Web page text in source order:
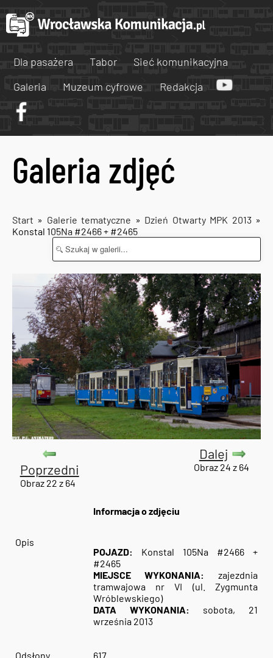
Dla pasażera Tabor
Sieć komunikacyjna
Galeria
Muzeum cyfrowe Redakcja
Galeria zdjęć
Start » Galerie tematyczne » Dzień Otwarty MPK 2013»
Konstal 105Na #2466 + #2465
Poprzedni
Obraz 22 z 64
Dalej
Obraz 24 z 64
Informacja o zdjęciu
Opis
POJAZD: Konstal 105Na #2466 +
#2465
MIEJSCE WYKONANIA:
zajezdnia
tramwajowa nr VI (ul. Zygmunta
Wróblewskiego)
DATA WYKONANIA: sobota, 21
września 2013
Odsłony 617